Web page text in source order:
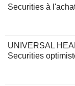
Securities à
UNIVERSAL
Securities